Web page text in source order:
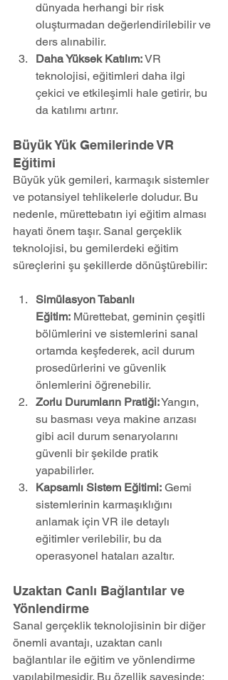
dünyada herhangi bir risk
oluşturmadan değerlendirilebilir ve
ders alınabilir.
Daha Yüksek Katılım: VR
teknolojisi, eğitimleri daha ilgi
çekici ve etkileşimli hale getirir, bu
da katılımı artırır.
Büyük Yük Gemilerinde VR
Eğitimi
Büyük yük gemileri, karmaşık sistemler
ve potansiyel tehlikelerle doludur. Bu
nedenle, mürettebatın iyi eğitim alması
hayati önem taşır. Sanal gerçeklik
teknolojisi, bu gemilerdeki eğitim
süreçlerini şu şekillerde dönüştürebilir:
Simülasyon Tabanlı
Eğitim: Mürettebat, geminin çeşitli
bölümlerini ve sistemlerini sanal
ortamda keşfederek, acil durum
prosedürlerini ve güvenlik
önlemlerini öğrenebilir.
Zorlu Durumların Pratiği: Yangın,
su basması veya makine arızası
gibi acil durum senaryolarını
güvenli bir şekilde pratik
yapabilirler.
Kapsamlı Sistem Eğitimi: Gemi
sistemlerinin karmaşıklığını
anlamak için VR ile detaylı
eğitimler verilebilir, bu da
operasyonel hataları azaltır.
Uzaktan Canlı Bağlantılar ve
Yönlendirme
Sanal gerçeklik teknolojisinin bir diğer
önemli avantajı, uzaktan canlı
bağlantılar ile eğitim ve yönlendirme
yapılabilmesidir. Bu özellik sayesinde: